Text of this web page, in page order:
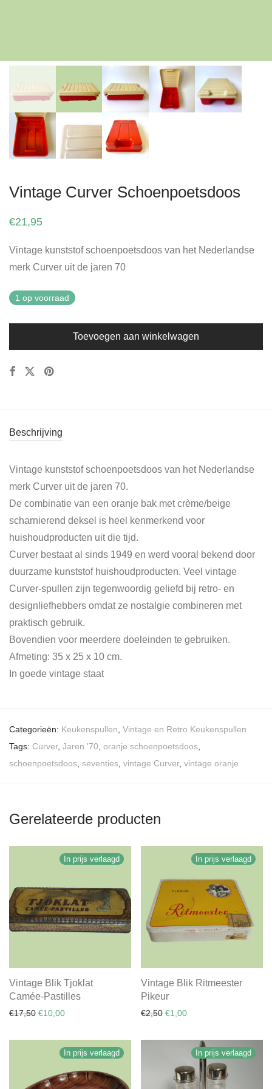
Vintage Curver Schoenpoetsdoos
€21,95
Vintage kunststof schoenpoetsdoos van het Nederlandse
merk Curver uit de jaren 70
1 op voorraad
Toevoegen aan winkelwagen
Beschrijving
Vintage kunststof schoenpoetsdoos van het Nederlandse
merk Curver uit de jaren 70.
De combinatie van een oranje bak met crème/beige
scharnierend deksel is heel kenmerkend voor
huishoudproducten uit die tijd.
Curver bestaat al sinds 1949 en werd vooral bekend door
duurzame kunststof huishoudproducten. Veel vintage
Curver-spullen zijn tegenwoordig geliefd bij retro- en
designliefhebbers omdat ze nostalgie combineren met
praktisch gebruik.
Bovendien voor meerdere doeleinden te gebruiken.
Afmeting: 35 x 25 x 10 cm.
In goede vintage staat
Categorieën: Keukenspullen Vintage en Retro Keukenspullen
Tags: Curver, Jaren '70 oranje schoenpoetsdoos
schoenpoetsdoos seventies vintage Curver, vintage oranje
Gerelateerde producten
In prijs verlaagd
Vintage Blik Tjoklat
Camée-Pastilles
€17,50 Oorspronkelijke prijs was: €17,50.
€10,00Huidige prijs is: €10,00.
In prijs verlaagd
Vintage Blik Ritmeester
Pikeur
€2,50 Oorspronkelijke prijs was:
€1,00Huidige prijs is: €1,00.
In prijs verlaagd In prijs verlaagd